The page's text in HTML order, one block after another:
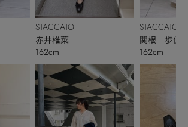
STACCATO
赤井椎菜
162cm
STACCATO
関根 歩佳
162cm